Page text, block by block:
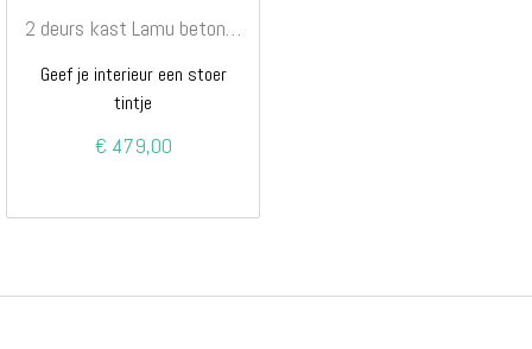
2 deurs kast Lamu betongrijs
Geef je interieur een stoer
tintje
€ 479,00